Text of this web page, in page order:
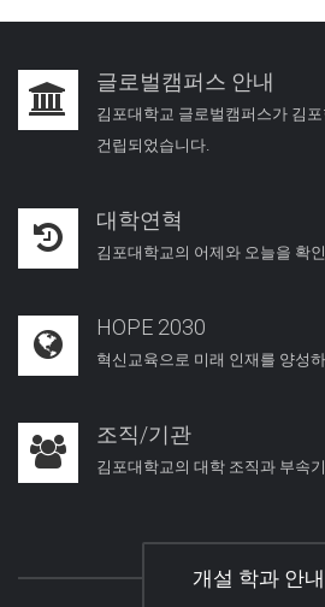
글로벌캠퍼스 안내
김포대학교 글로벌캠퍼스가 김
건립되었습니다.
대학연혁
김포대학교의 어제와 오늘을 확
HOPE 2030
혁신교육으로 미래 인재를 양성
조직/기관
김포대학교의 대학 조직과 부속
개설 학과 안내